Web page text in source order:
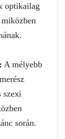
optikailag
A mélyebb
szexi
során.